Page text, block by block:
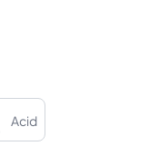
Acid